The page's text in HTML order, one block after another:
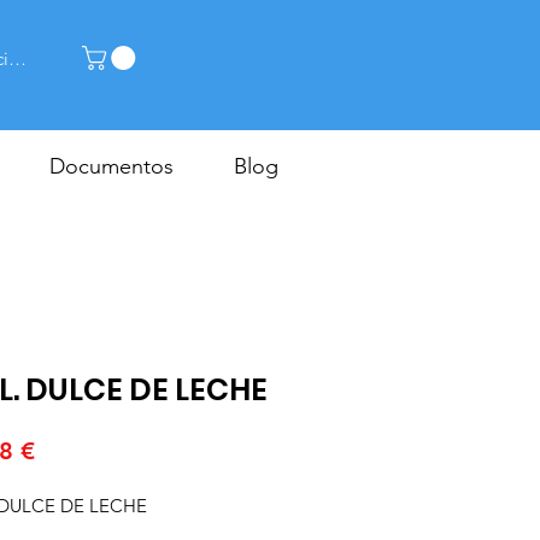
sesión
Documentos Blog
DULCE DE LECHE
€Precio
DE LECHE